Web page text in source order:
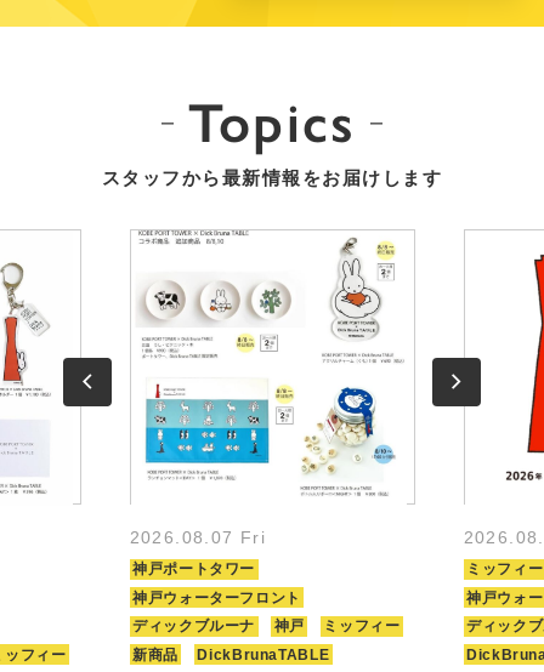
Topics
スタッフから最新情報をお届けします
ッフィー
2026.08.07 Fri
神戸ポートタワー
神戸ウォーターフロント
ディックブルーナ
神戸
ミッフィー
新商品
DickBrunaTABLE
ミッフィー
神戸ウォ
ディック